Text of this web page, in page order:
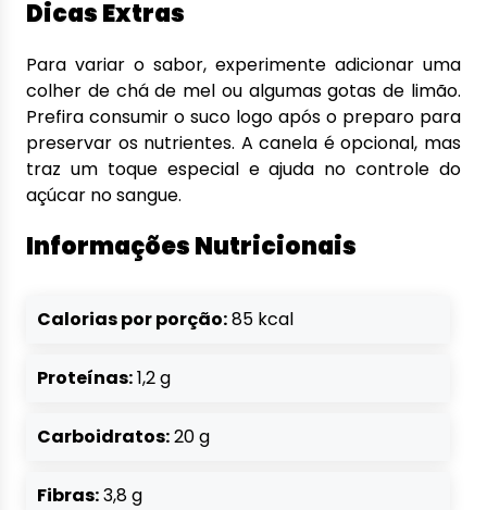
Dicas Extras
Para variar o sabor, experimente adicionar uma
colher de chá de mel ou algumas gotas de limão.
Prefira consumir o suco logo após o preparo para
preservar os nutrientes. A canela é opcional, mas
traz um toque especial e ajuda no controle do
açúcar no sangue.
Informações Nutricionais
Calorias por porção:85 kcal
Proteínas:1,2 g
Carboidratos:20 g
Fibras:3,8 g